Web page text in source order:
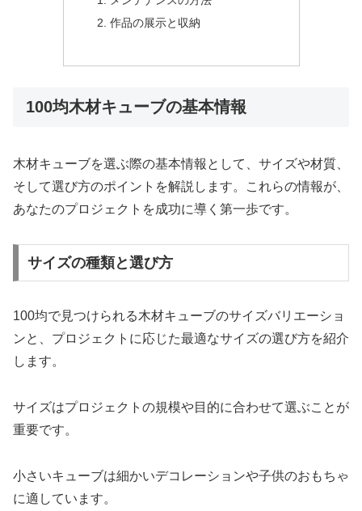
作品の展示と収納
100均木材キューブの基本情報
木材キューブを選ぶ際の基本情報として、サイズや材質、
そして選び方のポイントを解説します。これらの情報が、
あなたのプロジェクトを成功に導く第一歩です。
サイズの種類と選び方
100均で見つけられる木材キューブのサイズバリエーショ
ンと、プロジェクトに応じた最適なサイズの選び方を紹介
します。
サイズはプロジェクトの規模や目的に合わせて選ぶことが
重要です。
小さいキューブは細かいデコレーションや子供のおもちゃ
に適しています。